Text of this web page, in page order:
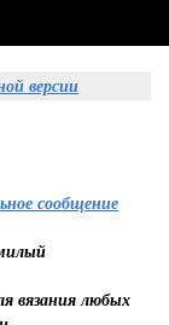
версии
сообщение
вязания любых